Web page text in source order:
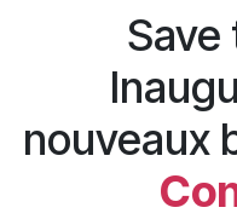
Save
nouveaux